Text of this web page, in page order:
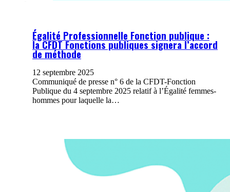
Égalité Professionnelle Fonction publique :
la CFDT Fonctions publiques signera l’accord
de méthode
12 septembre 2025
Communiqué de presse n° 6 de la CFDT-Fonction
Publique du 4 septembre 2025 relatif à l’Égalité femmes-
hommes pour laquelle la…